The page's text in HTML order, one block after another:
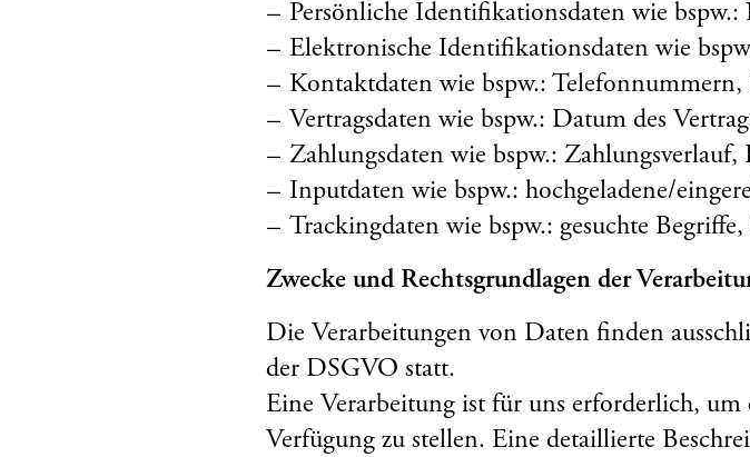
Persönliche Identifikationsdaten wie
Elektronische Identifikationsdaten wie
Kontaktdaten wie bspw.:
Vertragsdaten wie bspw.: Datum des
Zahlungsdaten wie bspw.:
Inputdaten wie bspw.: hochgeladene/
Trackingdaten wie bspw.: gesuchte
Zwecke und Rechtsgrundlagen der
Die Verarbeitungen von Daten finden
der DSGVO statt.
Eine Verarbeitung ist für uns erforderlich,
Verfügung zu stellen. Eine detaillierte